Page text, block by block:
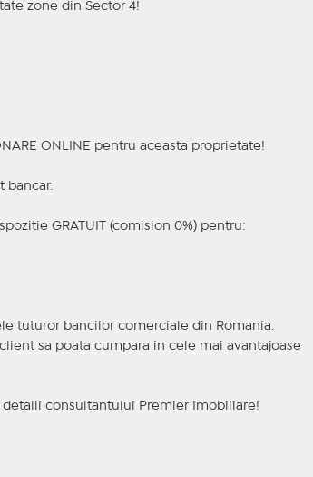
zone din Sector 4!
ONLINE pentru aceasta proprietate!
bancar.
GRATUIT (comision 0%) pentru:
tuturor bancilor comerciale din Romania.
sa poata cumpara in cele mai avantajoase
consultantului Premier Imobiliare!